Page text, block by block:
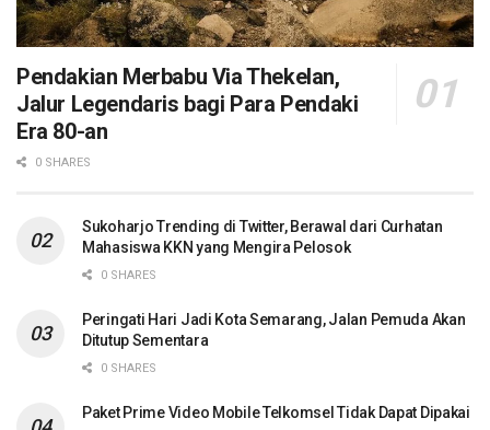
Pendakian Merbabu Via Thekelan,
Jalur Legendaris bagi Para Pendaki
Era 80-an
0 SHARES
Sukoharjo Trending di Twitter, Berawal dari Curhatan
Mahasiswa KKN yang Mengira Pelosok
0 SHARES
Peringati Hari Jadi Kota Semarang, Jalan Pemuda Akan
Ditutup Sementara
0 SHARES
Paket Prime Video Mobile Telkomsel Tidak Dapat Dipakai